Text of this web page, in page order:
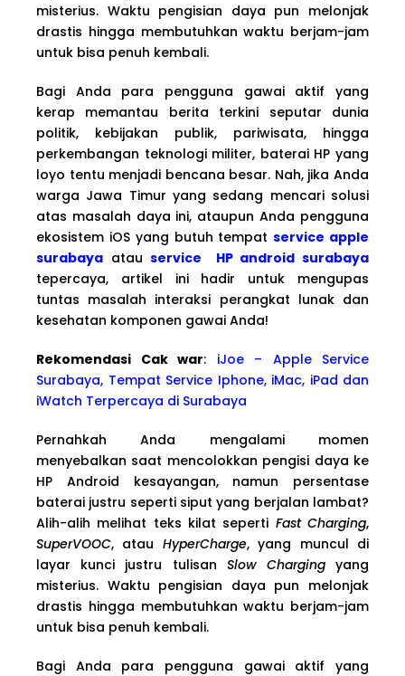
misterius. Waktu pengisian daya pun melonjak
drastis hingga membutuhkan waktu berjam-jam
untuk bisa penuh kembali.
Bagi Anda para pengguna gawai aktif yang
kerap memantau berita terkini seputar dunia
politik, kebijakan publik, pariwisata, hingga
perkembangan teknologi militer, baterai HP yang
loyo tentu menjadi bencana besar. Nah, jika Anda
warga Jawa Timur yang sedang mencari solusi
atas masalah daya ini, ataupun Anda pengguna
ekosistem iOS yang butuh tempatservice apple
surabaya atauservice HP android surabaya
tepercaya, artikel ini hadir untuk mengupas
tuntas masalah interaksi perangkat lunak dan
kesehatan komponen gawai Anda!
Rekomendasi Cak war: iJoe – Apple Service
Surabaya, Tempat Service Iphone, iMac, iPad dan
iWatch Terpercaya di Surabaya
Pernahkah Anda mengalami momen
menyebalkan saat mencolokkan pengisi daya ke
HP Android kesayangan, namun persentase
baterai justru seperti siput yang berjalan lambat?
Alih-alih melihat teks kilat seperti Fast Charging,
SuperVOOC, atau HyperCharge, yang muncul di
layar kunci justru tulisan Slow Chargingyang
misterius. Waktu pengisian daya pun melonjak
drastis hingga membutuhkan waktu berjam-jam
untuk bisa penuh kembali.
Bagi Anda para pengguna gawai aktif yang